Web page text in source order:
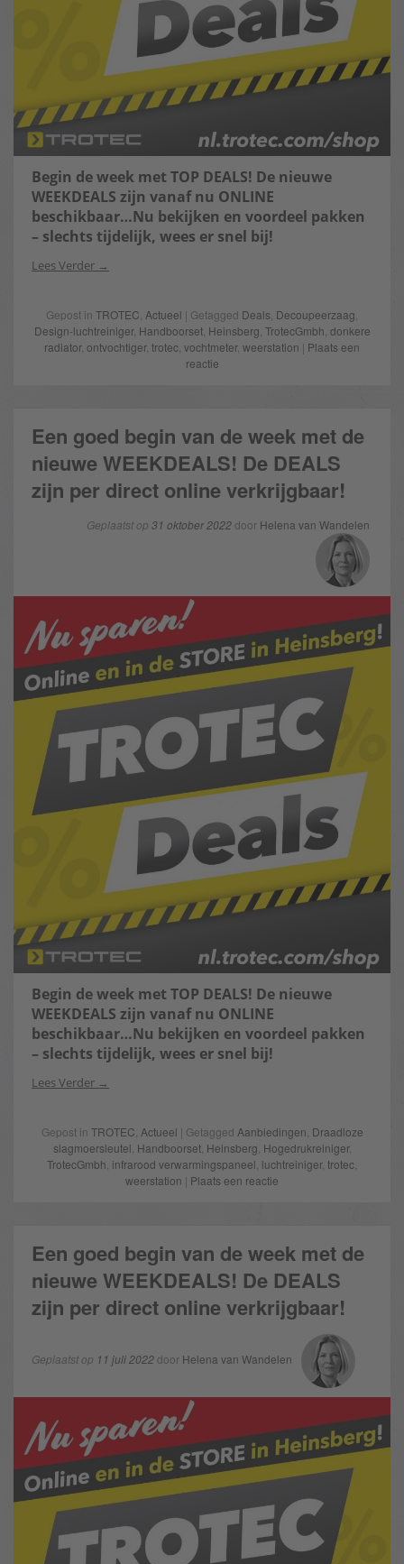
Begin de week met TOP DEALS! De nieuwe
WEEKDEALS zijn vanaf nu ONLINE
beschikbaar…Nu bekijken en voordeel pakken
– slechts tijdelijk, wees er snel bij!
Lees Verder
Gepost in TROTEC Actueel | Getagged Deals Decoupeerzaag
Design-luchtreiniger, Handboorset, Heinsberg TrotecGmbh donkere
radiator, ontvochtiger, trotec vochtmeter, weerstation | Plaats een
reactie
Een goed begin van de week met de
nieuwe WEEKDEALS! De DEALS
zijn per direct online verkrijgbaar!
Geplaatst op 31 oktober 2022door Helena van Wandelen
Begin de week met TOP DEALS! De nieuwe
WEEKDEALS zijn vanaf nu ONLINE
beschikbaar…Nu bekijken en voordeel pakken
– slechts tijdelijk, wees er snel bij!
Lees Verder
Gepost in TROTEC Actueel | Getagged Aanbiedingen Draadloze
slagmoersleutel Handboorset, Heinsberg Hogedrukreiniger,
TrotecGmbh infrarood verwarmingspaneel luchtreiniger, trotec
weerstation | Plaats een reactie
Een goed begin van de week met de
nieuwe WEEKDEALS! De DEALS
zijn per direct online verkrijgbaar!
Geplaatst op 11 juli 2022door Helena van Wandelen